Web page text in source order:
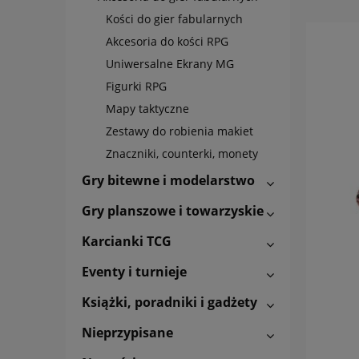
Kości do gier fabularnych
Akcesoria do kości RPG
Uniwersalne Ekrany MG
Figurki RPG
Mapy taktyczne
Zestawy do robienia makiet
Znaczniki, counterki, monety
Gry bitewne i modelarstwo
Gry planszowe i towarzyskie
Karcianki TCG
Eventy i turnieje
Książki, poradniki i gadżety
Nieprzypisane